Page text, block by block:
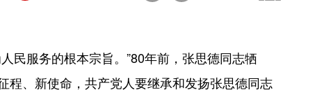
服务的根本宗旨。”80年前，张思德同志牺
程、新使命，共产党人要继承和发扬张思德同志